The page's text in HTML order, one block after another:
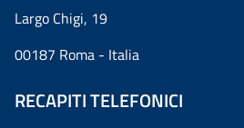
Largo Chigi, 19
00187 Roma - Italia
RECAPITI TELEFONICI